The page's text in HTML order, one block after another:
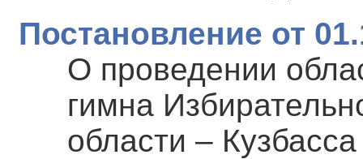
Постановление от
О проведении
гимна
области – Кузбасса